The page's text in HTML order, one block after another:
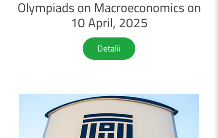
Olympiads on Macroeconomics on
10April, 2025
Detalii